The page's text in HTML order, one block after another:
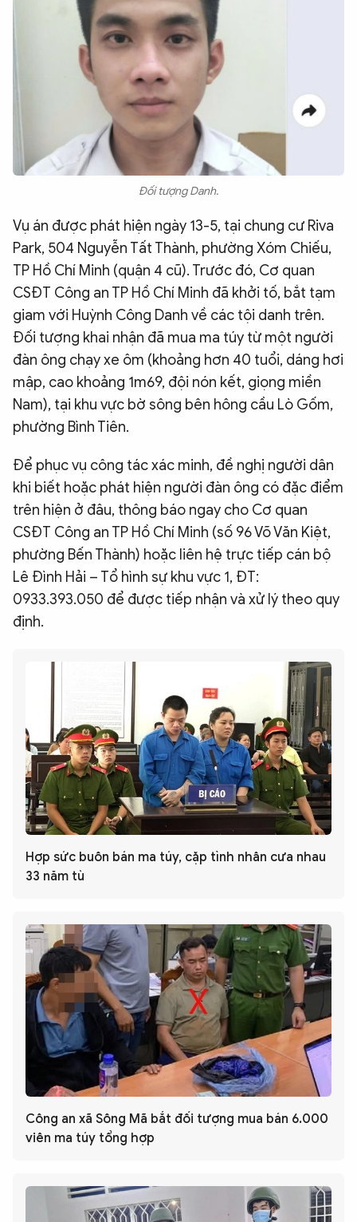
Podcast
Ảnh
Infographic
An ninh thế giớiVăn nghệ Công an
Đối tượng Danh.
Vụ án được phát hiện ngày 13-5, tại chung cư Riva
Park, 504 Nguyễn Tất Thành, phường Xóm Chiếu,
TP Hồ Chí Minh (quận 4 cũ). Trước đó, Cơ quan
CSĐT Công an TP Hồ Chí Minh đã khởi tố, bắt tạm
giam với Huỳnh Công Danh về các tội danh trên.
Đối tượng khai nhận đã mua ma túy từ một người
đàn ông chạy xe ôm (khoảng hơn 40 tuổi, dáng hơi
mập, cao khoảng 1m69, đội nón kết, giọng miền
Nam), tại khu vực bờ sông bên hông cầu Lò Gốm,
phường Bình Tiên.
Để phục vụ công tác xác minh, đề nghị người dân
khi biết hoặc phát hiện người đàn ông có đặc điểm
trên hiện ở đâu, thông báo ngay cho Cơ quan
CSĐT Công an TP Hồ Chí Minh (số 96 Võ Văn Kiệt,
phường Bến Thành) hoặc liên hệ trực tiếp cán bộ
Lê Đình Hải – Tổ hình sự khu vực 1, ĐT:
0933.393.050 để được tiếp nhận và xử lý theo quy
định.
Hợp sức buôn bán ma túy, cặp tình nhân cưa nhau
33 năm tù
Công an xã Sông Mã bắt đối tượng mua bán 6.000
viên ma túy tổng hợp